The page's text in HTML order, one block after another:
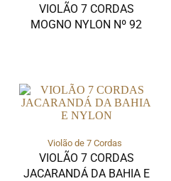
VIOLÃO 7 CORDAS
MOGNO NYLON Nº 92
Violão de 7 Cordas
VIOLÃO 7 CORDAS
JACARANDÁ DA BAHIA E